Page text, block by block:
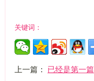
关键词：
上一篇： 已经是第一篇